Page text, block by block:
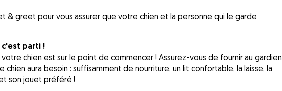
& greet pour vous assurer que votre chien et la personne qui le garde
parti !
chien est sur le point de commencer ! Assurez-vous de fournir au gardien
aura besoin : suffisamment de nourriture, un lit confortable, la laisse, la
son jouet préféré !